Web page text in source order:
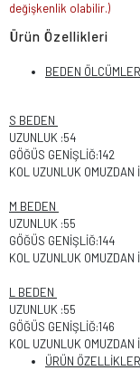
değişkenlik olabilir.)
Ürün Özellikleri
BEDEN
S BEDEN
UZUNLUK :54
GÖĞÜS GENİŞLİĞ:142
KOL UZUNLUK OMUZDAN
M BEDEN
UZUNLUK :55
GÖĞÜS GENİŞLİĞ:144
KOL UZUNLUK OMUZDAN
L BEDEN
UZUNLUK :55
GÖĞÜS GENİŞLİĞ:146
KOL UZUNLUK OMUZDAN
ÜRÜN